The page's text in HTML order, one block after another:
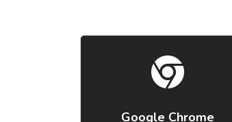
Google Chrome